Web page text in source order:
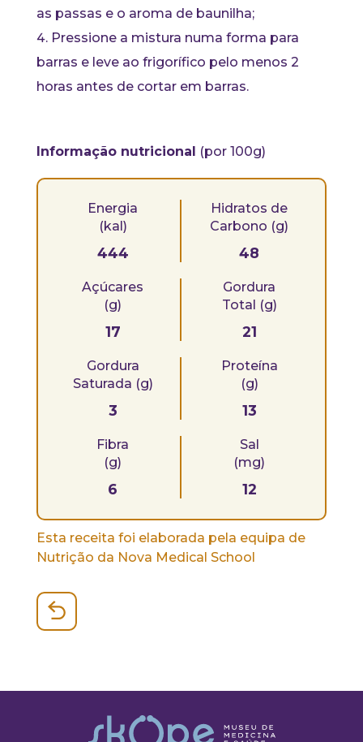
as passas e o aroma de baunilha;
Pressione a mistura numa forma para
barras e leve ao frigorífico pelo menos 2
horas antes de cortar em barras.
Informação nutricional (por 100g)
Energia
(kal)
444
Hidratos de
Carbono (g)
48
Açúcares
(g)
17
Gordura
Total (g)
21
Gordura
Saturada (g)
3
Proteína
(g)
13
Fibra
(g)
6
Sal
(mg)
12
Esta receita foi elaborada pela equipa de
Nutrição da Nova Medical School